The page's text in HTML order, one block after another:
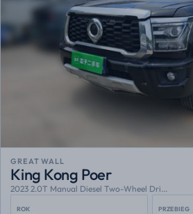
GREAT WALL
King Kong Poer
2023 2.0T Manual Diesel Two-Wheel Dri...
ROK PRZEBIEG